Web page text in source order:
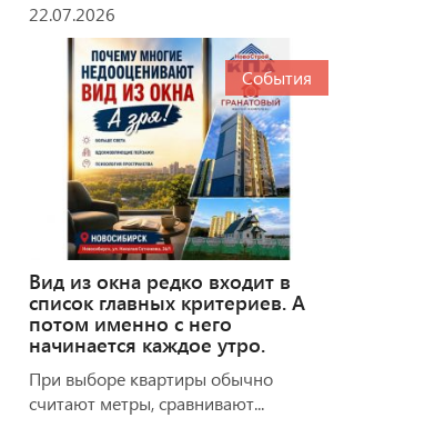
22.07.2026
События
Вид из окна редко входит в
список главных критериев. А
потом именно с него
начинается каждое утро.
При выборе квартиры обычно
считают метры, сравнивают...